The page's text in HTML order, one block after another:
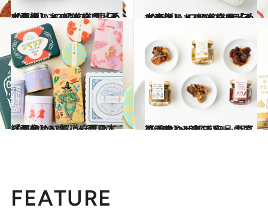
2022.12.23
【画像】 47都道府県「手土産グルメ」2023 “東日本の旨いもの”を総まとめ
グルメ 2023.1.5
【画像】 47都道府県「手土産グルメ」2023 “西日本の旨いもの”を総まとめ
グルメ
2022.3.19
【画像】47都道府県の「かわいい缶」～西日本総まとめ～
グルメ 2023.1.13
【画像】47都道府県 至高の手みやげリスト ～中国篇 2023～(全15品)
グルメ
FEATURE